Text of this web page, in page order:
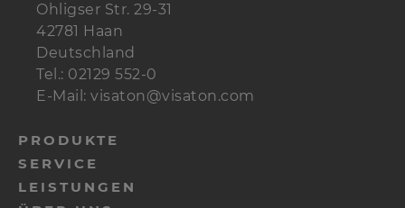
Ohligser Str. 29-31
42781 Haan
Deutschland
Tel.: 02129 552-0
E-Mail: visaton@visaton.com
PRODUKTE
SERVICE
LEISTUNGEN